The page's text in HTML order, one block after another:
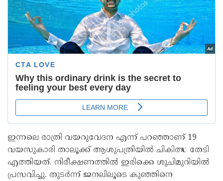
ഇന്നലെ രാത്രി വയറുവേദന എന്ന് പറഞ്ഞാണ് 19
വയസുകാരി താലൂക്ക് ആശുപത്രിയിൽ ചികിത്സ തേടി
എത്തിയത്. നിരീക്ഷണത്തിൽ ഇരിക്കെ ശുചിമുറിയിൽ
പ്രസവിച്ചു. തുടർന്ന് ജനലിലൂടെ കുഞ്ഞിനെ